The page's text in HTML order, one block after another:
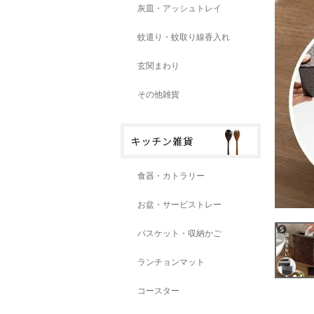
灰皿・アッシュトレイ
蚊遣り・蚊取り線香入れ
玄関まわり
その他雑貨
食器・カトラリー
お盆・サービストレー
バスケット・収納かご
ランチョンマット
コースター